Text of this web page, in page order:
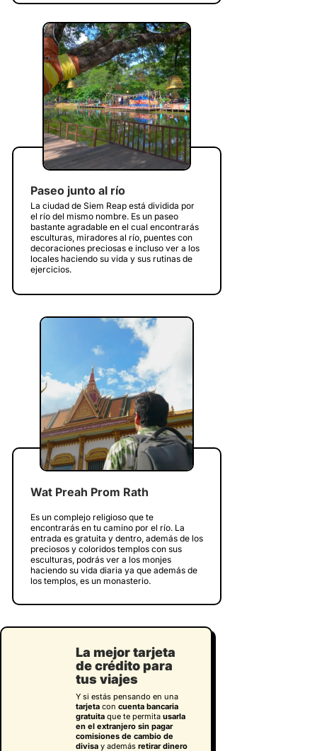
Paseo junto al río
La ciudad de Siem Reap está dividida por
el río del mismo nombre. Es un paseo
bastante agradable en el cual encontrarás
esculturas, miradores al río, puentes con
decoraciones preciosas e incluso ver a los
locales haciendo su vida y sus rutinas de
ejercicios.
Wat Preah Prom Rath
Es un complejo religioso que te
encontrarás en tu camino por el río. La
entrada es gratuita y dentro, además de los
preciosos y coloridos templos con sus
esculturas, podrás ver a los monjes
haciendo su vida diaria ya que además de
los templos, es un monasterio.
La mejor tarjeta
de crédito para
tus viajes
Y si estás pensando en una
tarjetacon cuenta bancaria
gratuitaque te permita usarla
en el extranjero sin pagar
comisiones de cambio de
divisay además retirar dinero